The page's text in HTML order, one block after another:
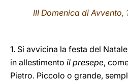
III Domenica di Avvento,
1. Si avvicina la festa del
in allestimento il presepe,
Pietro. Piccolo o grande,